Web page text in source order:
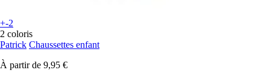
+-2
2 coloris
Patrick Chaussettes enfant
À partir de 9,95 €